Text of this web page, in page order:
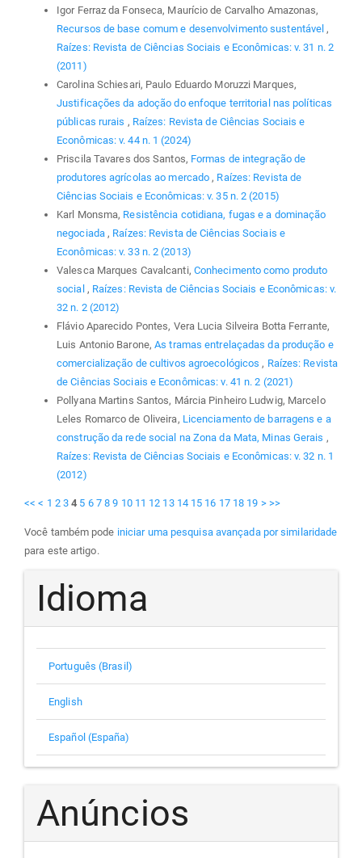
Igor Ferraz da Fonseca, Maurício de Carvalho Amazonas,
Recursos de base comum e desenvolvimento sustentável,
Raízes: Revista de Ciências Sociais e Econômicas: v. 31 n. 2
(2011)
Carolina Schiesari, Paulo Eduardo Moruzzi Marques,
Justificações da adoção do enfoque territorial nas políticas
públicas rurais , Raízes: Revista de Ciências Sociais e
Econômicas: v. 44 n. 1 (2024)
Priscila Tavares dos Santos, Formas de integração de
produtores agrícolas ao mercado, Raízes: Revista de
Ciências Sociais e Econômicas: v. 35 n. 2 (2015)
Karl Monsma, Resistência cotidiana, fugas e a dominação
negociada , Raízes: Revista de Ciências Sociais e
Econômicas: v. 33 n. 2 (2013)
Valesca Marques Cavalcanti, Conhecimento como produto
social , Raízes: Revista de Ciências Sociais e Econômicas: v.
32 n. 2 (2012)
Flávio Aparecido Pontes, Vera Lucia Silveira Botta Ferrante,
Luis Antonio Barone,As tramas entrelaçadas da produção e
comercialização de cultivos agroecológicos, Raízes: Revista
de Ciências Sociais e Econômicas: v. 41 n. 2 (2021)
Pollyana Martins Santos, Márcia Pinheiro Ludwig, Marcelo
Leles Romarco de Oliveira, Licenciamento de barragens e a
construção da rede social na Zona da Mata, Minas Gerais ,
Raízes: Revista de Ciências Sociais e Econômicas: v. 32 n. 1
(2012)
<< < 1 2 3 4 5 6 7 8 9 10 11 12 13 14 15 16 17 18 19 > >>
Você também pode iniciar uma pesquisa avançada por similaridade
para este artigo.
Idioma
Português (Brasil)
English
Español (España)
Anúncios